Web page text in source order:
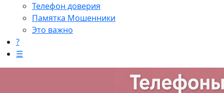
Телефон доверия
Памятка Мошенники
Это важно
?
☰